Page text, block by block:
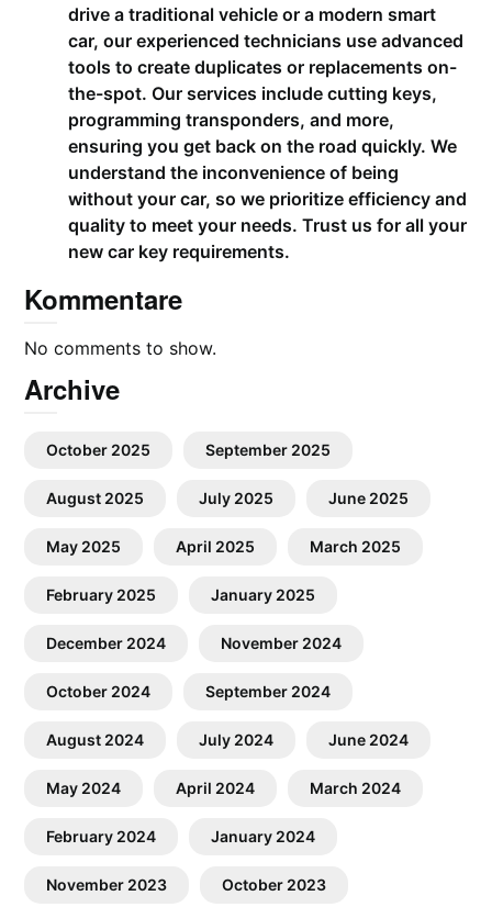
drive a traditional vehicle or a modern smart
car, our experienced technicians use advanced
tools to create duplicates or replacements on-
the-spot. Our services include cutting keys,
programming transponders, and more,
ensuring you get back on the road quickly. We
understand the inconvenience of being
without your car, so we prioritize efficiency and
quality to meet your needs. Trust us for all your
new car key requirements.
Kommentare
No comments to show.
Archive
October 2025 September 2025
August 2025 July 2025 June 2025
May 2025 April 2025 March 2025
February 2025 January 2025
December 2024 November 2024
October 2024 September 2024
August 2024 July 2024 June 2024
May 2024 April 2024 March 2024
February 2024 January 2024
November 2023 October 2023